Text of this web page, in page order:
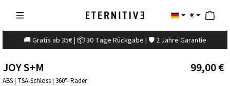
€
🚚 Gratis ab 35€ | 📦 30 Tage Rückgabe | 🛡️ 2 Jahre Garantie
JOY S+M
ABS | TSA-Schloss | 360°- Räder
99,00 €